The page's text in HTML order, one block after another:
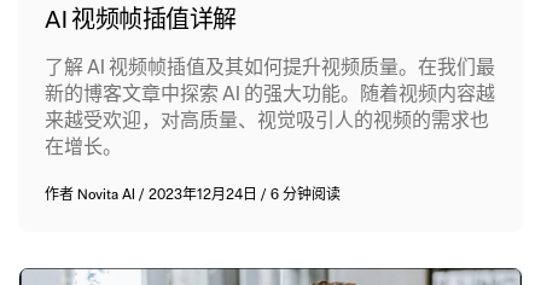
AI 视频帧插值详解
了解 AI 视频帧插值及其如何提升视频质量。在我们最
新的博客文章中探索 AI 的强大功能。随着视频内容越
来越受欢迎，对高质量、视觉吸引人的视频的需求也
在增长。
作者 Novita AI /2023年12月24日/6 分钟阅读